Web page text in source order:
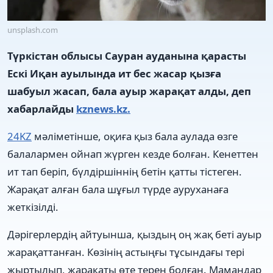
unsplash.com
Түркістан облысы Сауран ауданына қарасты
Ескі Иқан ауылында ит бес жасар қызға
шабуыл жасап, бала ауыр жарақат алды, деп
хабарлайды kznews.kz.
24KZ мәліметінше, оқиға қыз бала аулада өзге
балалармен ойнап жүрген кезде болған. Кенеттен
ит тап беріп, бүлдіршіннің бетін қатты тістеген.
Жарақат алған бала шұғыл түрде ауруханаға
жеткізілді.
Дәрігерлердің айтуынша, қыздың оң жақ беті ауыр
жарақаттанған. Көзінің астыңғы тұсындағы тері
жыртылып, жарақаты өте терең болған. Мамандар